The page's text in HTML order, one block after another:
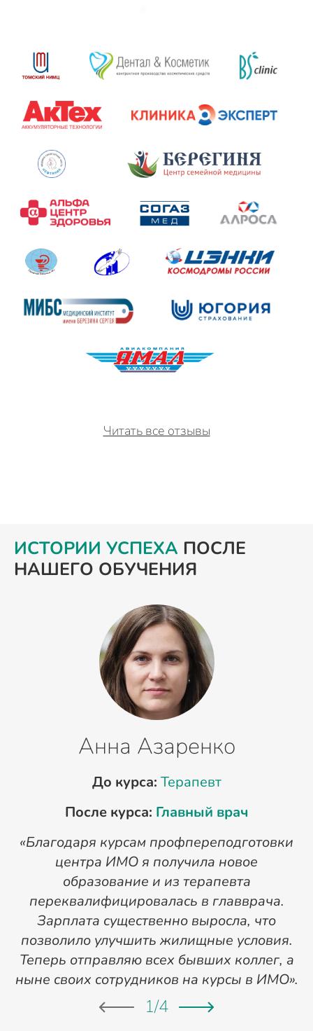
Читать все отзывы
ИСТОРИИ УСПЕХА ПОСЛЕ
НАШЕГО ОБУЧЕНИЯ
Анна Азаренко
До курса: Терапевт
После курса: Главный врач
«Благодаря курсам профпереподготовки
центра ИМО я получила новое
образование и из терапевта
переквалифицировалась в главврача.
Зарплата существенно выросла, что
позволило улучшить жилищные условия.
Теперь отправляю всех бывших коллег, а
ныне своих сотрудников на курсы в ИМО».
1/4